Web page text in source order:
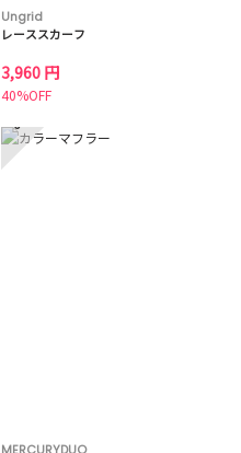
Ungrid
レーススカーフ
3,960 円
40%OFF
6
MERCURYDUO